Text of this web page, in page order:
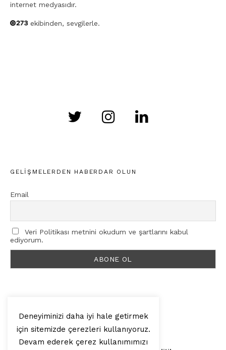
internet medyasıdır.
ekibinden, sevgilerle.
GELIŞMELERDEN HABERDAR OLUN
Email
Veri Politikası metnini okudum ve şartlarını kabul
ediyorum.
© 2025, Artilop
Deneyiminizi daha iyi hale getirmek
için sitemizde çerezleri kullanıyoruz.
Devam ederek çerez kullanımımızı